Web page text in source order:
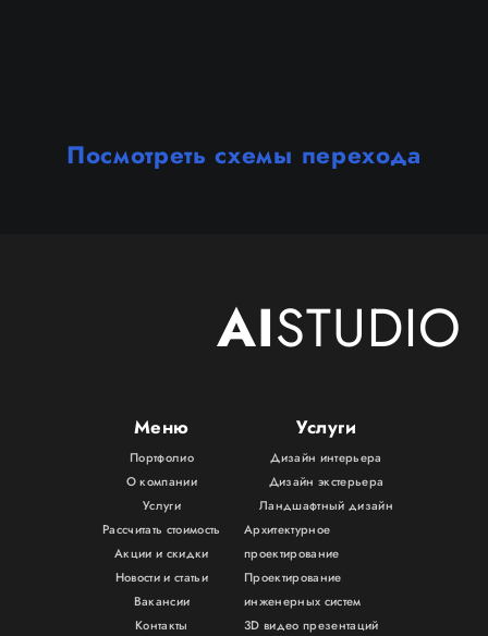
Посмотреть схемы перехода
AISTUDIO
Меню
Портфолио
О компании
Услуги
Рассчитать стоимость
Акции и скидки
Новости и статьи
Вакансии
Контакты
Услуги
Дизайн интерьера
Дизайн экстерьера
Ландшафтный дизайн
Архитектурное
проектирование
Проектирование
инженерных систем
3D видео презентаций